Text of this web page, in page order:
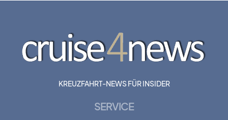
KREUZFAHRT-NEWS FÜR INSIDER
SERVICE